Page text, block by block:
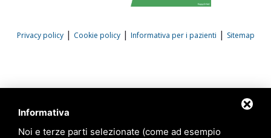
Privacy policy| Cookie policy| Informativa per i pazienti | Sitemap
Informativa
Noi e terze parti selezionate (come ad esempio